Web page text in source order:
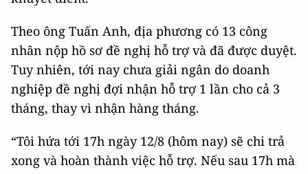
Theo ông Tuấn Anh, địa phương có 13 công
nhân nộp hồ sơ đề nghị hỗ trợ và đã được duyệt.
Tuy nhiên, tới nay chưa giải ngân do doanh
nghiệp đề nghị đợi nhận hỗ trợ 1 lần cho cả 3
tháng, thay vì nhận hàng tháng.
“Tôi hứa tới 17h ngày 12/8 (hôm nay) sẽ chi trả
xong và hoàn thành việc hỗ trợ. Nếu sau 17h mà